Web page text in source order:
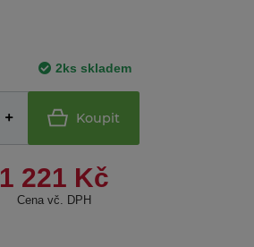
2ks skladem
Koupit
1 221 Kč
Cena vč. DPH